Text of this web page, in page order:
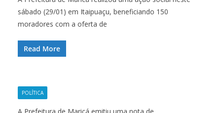
sábado (29/01) em Itaipuaçu, beneficiando 150
moradores com a oferta de
Read More
POLÍTICA